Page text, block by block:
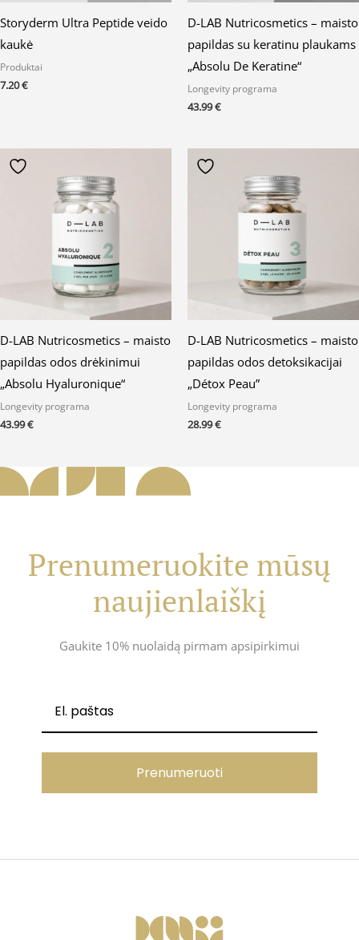
Storyderm Ultra Peptide veido
kaukė
Produktai
7.20€
D-LAB Nutricosmetics – maisto
papildas su keratinu plaukams
„Absolu De Keratine“
Longevity programa
43.99€
D-LAB Nutricosmetics – maisto
papildas odos drėkinimui
„Absolu Hyaluronique“
Longevity programa
43.99€
D-LAB Nutricosmetics – maisto
papildas odos detoksikacijai
„Détox Peau”
Longevity programa
28.99€
Prenumeruokite mūsų
naujienlaiškį
Gaukite 10% nuolaidą pirmam apsipirkimui
Prenumeruoti